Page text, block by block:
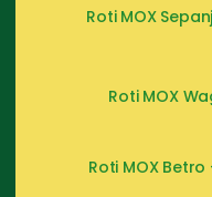
Roti MOX
Roti MOX
Roti MOX